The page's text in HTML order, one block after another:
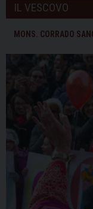
IL VESCOVO
MONS. CORRADO